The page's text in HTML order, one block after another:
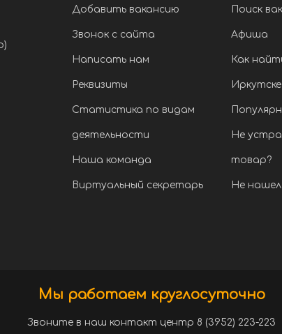
Добавить вакансию
Звонок с сайта
Написать нам
Реквизиты
Статистика по видам
деятельности
Наша команда
Виртуальный секретарь
Поиск
Афиша
Как
Иркутске
Не
товар?
Не нашел
Мы работаем круглосуточно
Звоните в наш контакт центр 8 (3952) 223-223